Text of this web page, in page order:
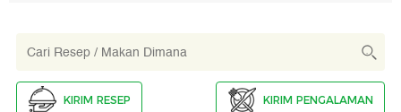
KIRIM RESEP KIRIM PENGALAMAN